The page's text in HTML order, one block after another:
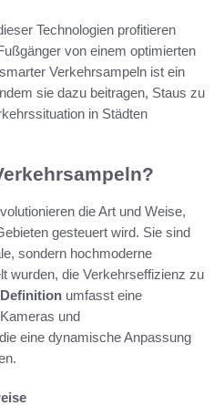
Technologien profitieren
von einem optimierten
Verkehrsampeln ist ein
sie dazu beitragen, Staus zu
in Städten
die Art und Weise,
gesteuert wird. Sie sind
sondern hochmoderne
wurden, die Verkehrseffizienz zu
Definition umfasst eine
und
eine dynamische Anpassung